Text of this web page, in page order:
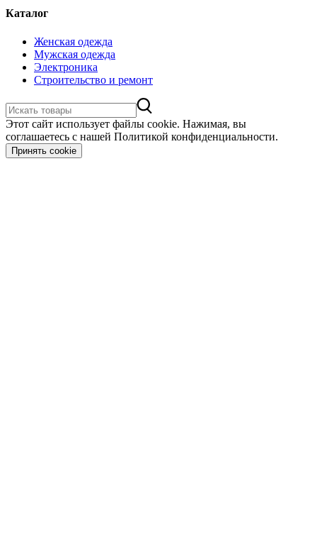
Каталог
Женская одежда
Мужская одежда
Электроника
Строительство и ремонт
Этот сайт использует файлы cookie. Нажимая, вы
соглашаетесь с нашей Политикой конфиденциальности.
Принять cookie